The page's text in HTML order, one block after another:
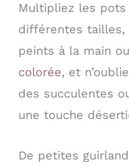
Multipliez les
différentes
peints à la main
colorée, et
des succulentes
une touche
De petites